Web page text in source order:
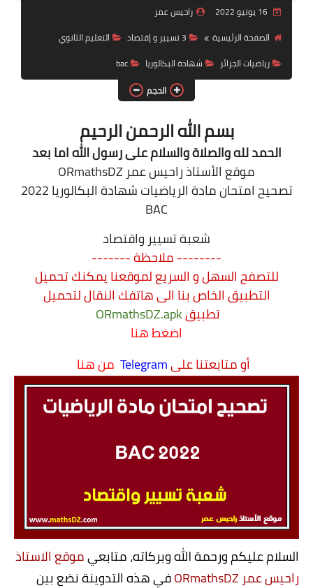
السنة 4 إبتدائي
التعليم المتوسط
السنة 1 متوسط
السنة 3 متوسط
السنة 4 متوسط
شهادة التعليم المتوسط BEM
السنة 1 آداب
السنة 1 علمي
السنة 2 تسيير واقتصاد
السنة 3 آداب
16 يونيو 2022
راحيس عمر
الصفحة الرئيسية
3 تسيير و إقتصاد
التعليم الثانوي
رياضيات الجزائر
شهادة البكالوريا
bac
الحجم
بسم الله الرحمن الرحيم
الحمد لله والصلاة والسلام على رسول الله اما بعد
موقع الأستاذ راحيس عمر ORmathsDZ
تصحيح امتحان مادة الرياضيات شهادة البكالوريا 2022
BAC
شعبة تسيير واقتصاد
-------- ملاحظة -------
للتصفح السهل و السريع لموقعنا يمكنك تحميل
التطبيق الخاص بنا الى هاتفك النقاللتحميل
تطبيق
ORmathsDZ.apk
اضغط هنا
أو متابعتنا علىTelegram من هنا
السلام عليكم ورحمة الله وبركاته، متابعيموقع الاستاذ
راحيس عمر ORmathsDZ
في هذه التدوينة نضع بين